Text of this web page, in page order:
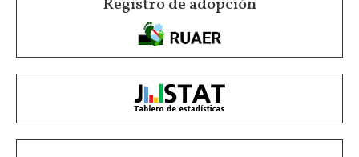
Registro de adopción